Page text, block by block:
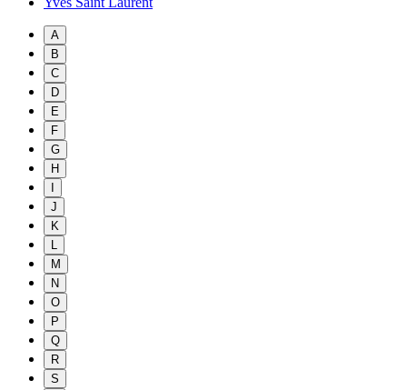
A
B
C
D
E
F
G
H
J
K
L
M
N
O
P
Q
R
S